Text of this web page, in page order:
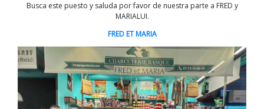
Busca este puesto y saluda por favor de nuestra parte a FRED y
MARIALUI.
FRED ET MARIA